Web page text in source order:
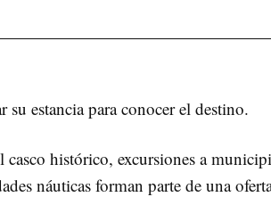
estancia para conocer el destino.
histórico, excursiones a
náuticas forman parte de una